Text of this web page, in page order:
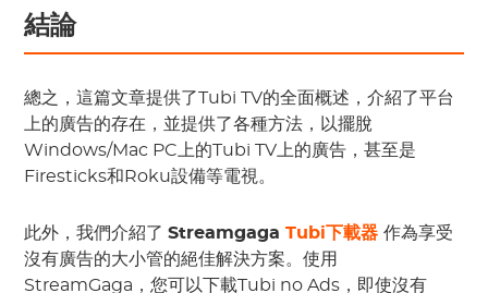
結論
總之，這篇文章提供了Tubi TV的全面概述，介紹了平台
上的廣告的存在，並提供了各種方法，以擺脫
Windows/Mac PC上的Tubi TV上的廣告，甚至是
Firesticks和Roku設備等電視。
此外，我們介紹了StreamgagaTubi下載器作為享受
沒有廣告的大小管的絕佳解決方案。使用
StreamGaga，您可以下載Tubi no Ads，即使沒有